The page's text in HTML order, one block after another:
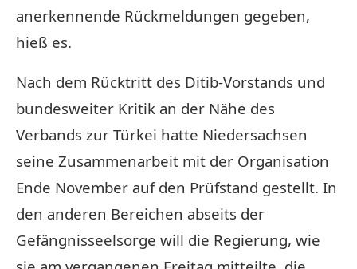
anerkennende Rückmeldungen gegeben,
hieß es.
Nach dem Rücktritt des Ditib-Vorstands und
bundesweiter Kritik an der Nähe des
Verbands zur Türkei hatte Niedersachsen
seine Zusammenarbeit mit der Organisation
Ende November auf den Prüfstand gestellt. In
den anderen Bereichen abseits der
Gefängnisseelsorge will die Regierung, wie